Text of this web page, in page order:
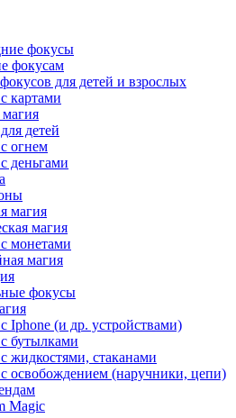
фокусы
фокусам
для детей и взрослых
картами
детей
огнем
деньгами
магия
магия
монетами
магия
фокусы
Iphone (и др. устройствами)
бутылками
жидкостями, стаканами
освобождением (наручники, цепи)
Magic